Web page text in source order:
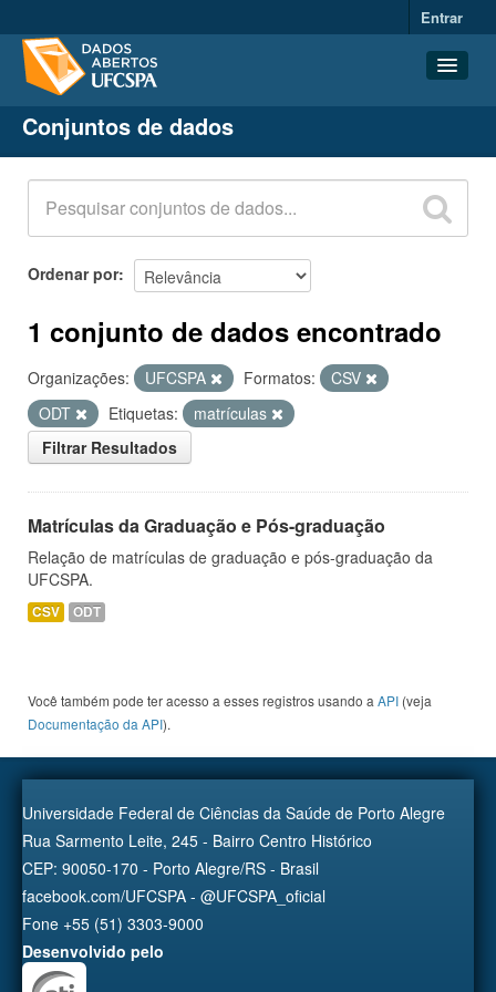
Entrar
Conjuntos de dados
Organizações
Grupos
Sobre
Conjuntos de dados
Ordenar por
1 conjunto de dados encontrado
Organizações: UFCSPA Formatos:
CSV
ODT
Etiquetas:
matrículas
Filtrar Resultados
Matrículas da Graduação e Pós-graduação
Relação de matrículas de graduação e pós-graduação da
UFCSPA.
CSV ODT
Você também pode ter acesso a esses registros usando a API (veja
Documentação da API).
Universidade Federal de Ciências da Saúde de Porto Alegre
Rua Sarmento Leite, 245 - Bairro Centro Histórico
CEP: 90050-170 - Porto Alegre/RS - Brasil
facebook.com/UFCSPA - @UFCSPA_oficial
Fone +55 (51) 3303-9000
Desenvolvido pelo